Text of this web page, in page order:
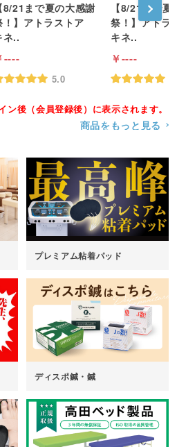
8/21まで夏の大感謝
！】アトラストア
ネ..
----
5.0
【8/21まで夏
祭！】アトラ
キネ..
----
ン後（会員登録後）に表示されます。
商品をもっと見る
プレミアム粘着パッド
ディスポ鍼・鍼